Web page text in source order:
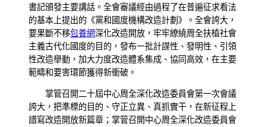
書記頒發主要講話。全會審議經由過程了在普遍征求看法
的基本上提出的《黨和國度機構改造計劃》。全會誇大，
要果斷不移包養網深化改造開放，牢牢繚繞周全扶植社會
主義古代化國度的目的，發布一批計謀性、發明性、引領
性改造舉動，加大力度改造體系集成、協同高效，在主要
範疇和要害環節獲得新衝破。
掌管召開二十屆中心周全深化改造委員會第一次會議
誇大，把準標的目的、守正立異、真抓實干，在新征程上
譜寫改造開放新篇章；掌管召開中心周全深化改造委員會